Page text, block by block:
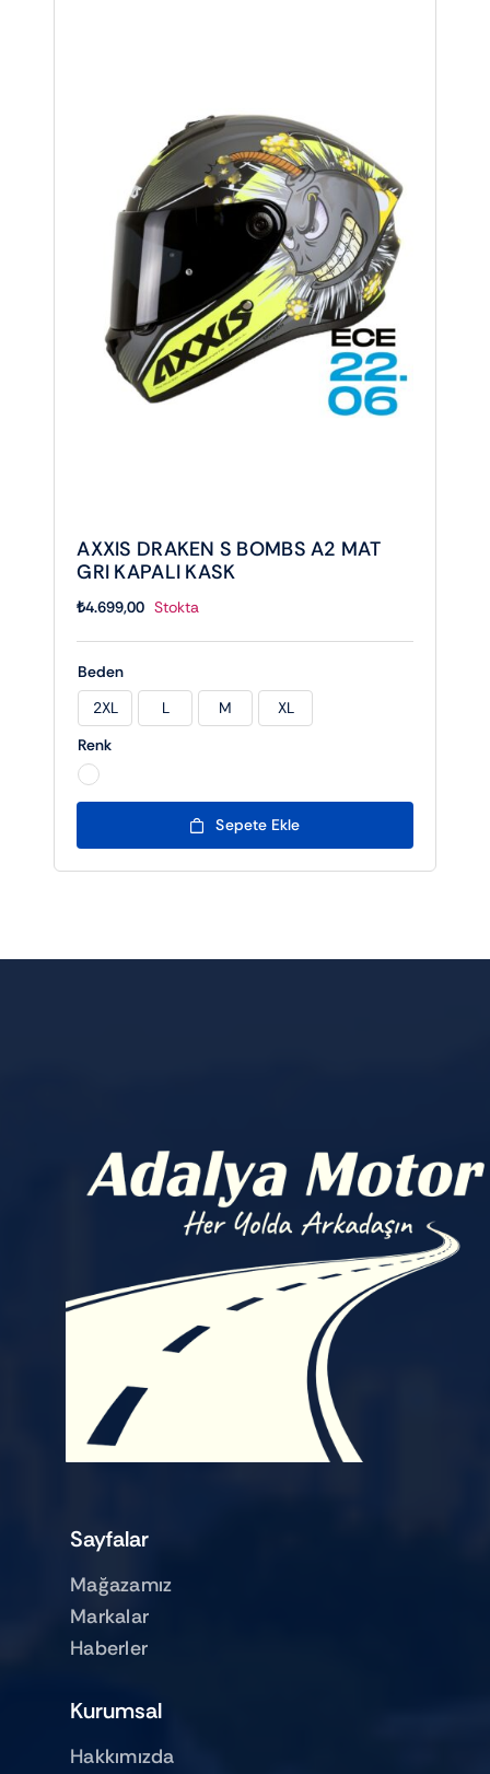
AXXIS DRAKEN S BOMBS A2 MAT
GRI KAPALI KASK
₺4.699,00 Stokta
Beden
2XL L M
XL
Renk
Sepete Ekle
Sayfalar
Mağazamız
Markalar
Haberler
Kurumsal
Hakkımızda